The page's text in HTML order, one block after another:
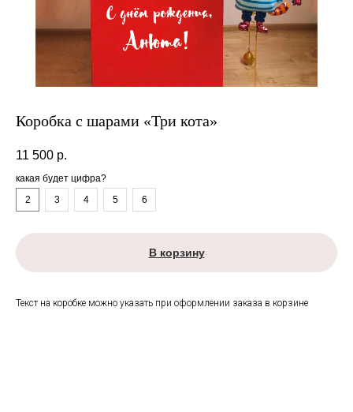
Коробка с шарами «Три кота»
11 500 р.
какая будет цифра?
2
3 4 5 6
В корзину
Текст на коробке можно указать при оформлении заказа в корзине